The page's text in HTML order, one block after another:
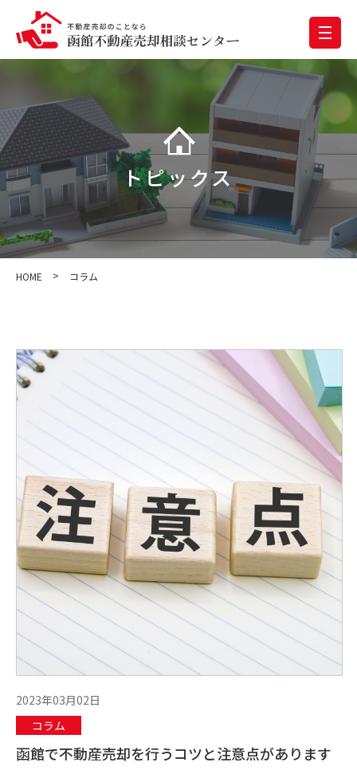
トピックス
HOME > コラム
2023年03月02日
コラム
函館で不動産売却を行うコツと注意点があります